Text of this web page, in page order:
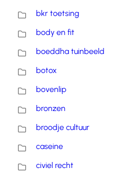
bkr toetsing
body en fit
boeddha tuinbeeld
botox
bovenlip
bronzen
broodje cultuur
caseine
civiel recht